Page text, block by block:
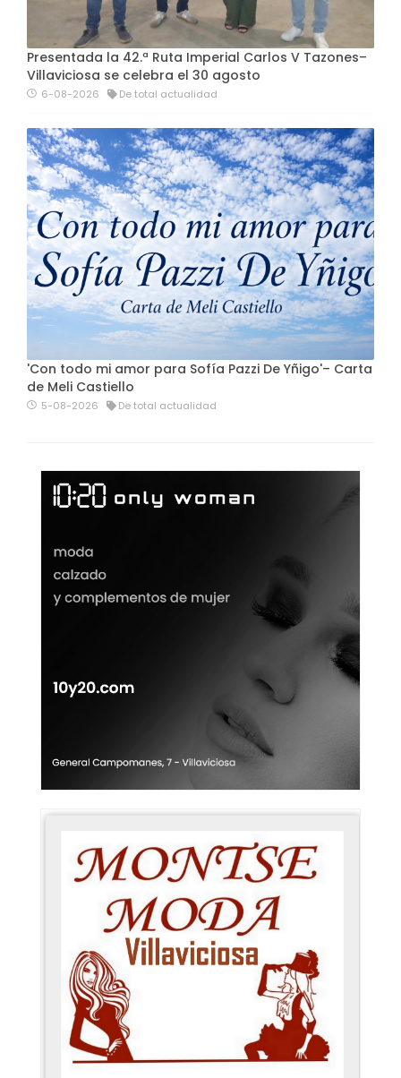
Presentada la 42.ª Ruta Imperial Carlos V Tazones–
Villaviciosa se celebra el 30 agosto
6-08-2026 De total actualidad
'Con todo mi amor para Sofía Pazzi De Yñigo'– Carta
de Meli Castiello
5-08-2026 De total actualidad